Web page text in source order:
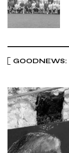
GOODNEWS: